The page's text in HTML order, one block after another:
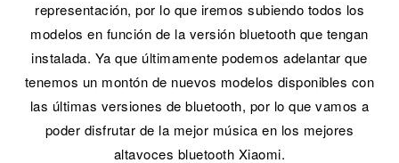
representación, por lo que iremos subiendo todos los
modelos en función de la versión bluetooth que tengan
instalada. Ya que últimamente podemos adelantar que
tenemos un montón de nuevos modelos disponibles con
las últimas versiones de bluetooth, por lo que vamos a
poder disfrutar de la mejor música en los mejores
altavoces bluetooth Xiaomi.